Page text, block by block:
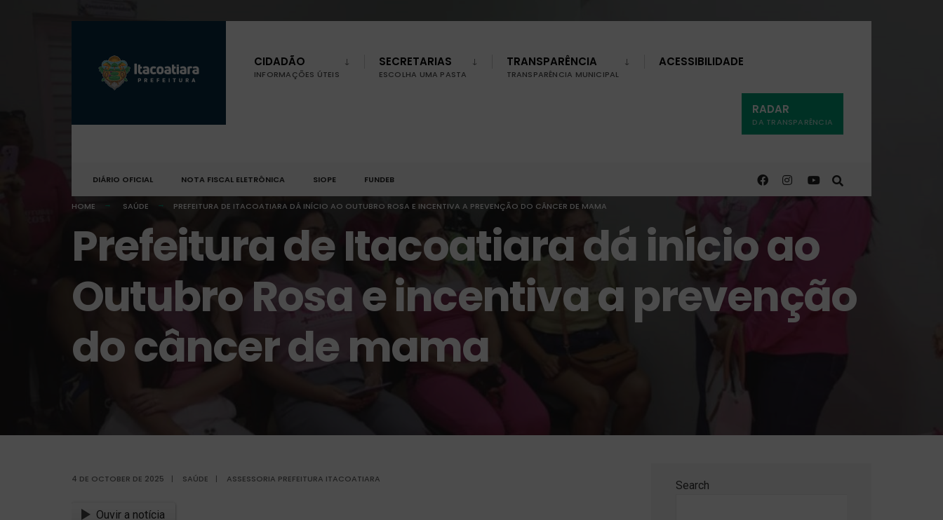
CIDADÃO
INFORMAÇÕES ÚTEIS
SECRETARIAS
ESCOLHA UMA PASTA
TRANSPARÊNCIA
TRANSPARÊNCIA MUNICIPAL
ACESSIBILIDADE
RADAR
DA TRANSPARÊNCIA
DIÁRIO OFICIAL NOTA FISCAL ELETRÔNICA SIOPE FUNDEB
HOME SAÚDE PREFEITURA DE ITACOATIARA DÁ INÍCIO AO OUTUBRO ROSA E INCENTIVA A PREVENÇÃO DO CÂNCER DE MAMA
Prefeitura de Itacoatiara dá início ao
Outubro Rosa e incentiva a prevenção
do câncer de mama
4 DE OCTOBER DE 2025 | SAÚDE | ASSESSORIA PREFEITURA ITACOATIARA
Ouvir a notícia
Search